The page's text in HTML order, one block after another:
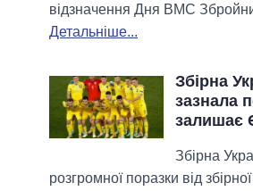
відзначення Дня ВМС
Детальніше...
Збірна
зазнала
залишає
Збірна
розгромної поразки від збірної